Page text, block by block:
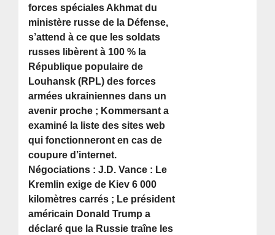
forces spéciales Akhmat du
ministère russe de la Défense,
s’attend à ce que les soldats
russes libèrent à 100 % la
République populaire de
Louhansk (RPL) des forces
armées ukrainiennes dans un
avenir proche ; Kommersant a
examiné la liste des sites web
qui fonctionneront en cas de
coupure d’internet.
Négociations : J.D. Vance : Le
Kremlin exige de Kiev 6 000
kilomètres carrés ; Le président
américain Donald Trump a
déclaré que la Russie traîne les